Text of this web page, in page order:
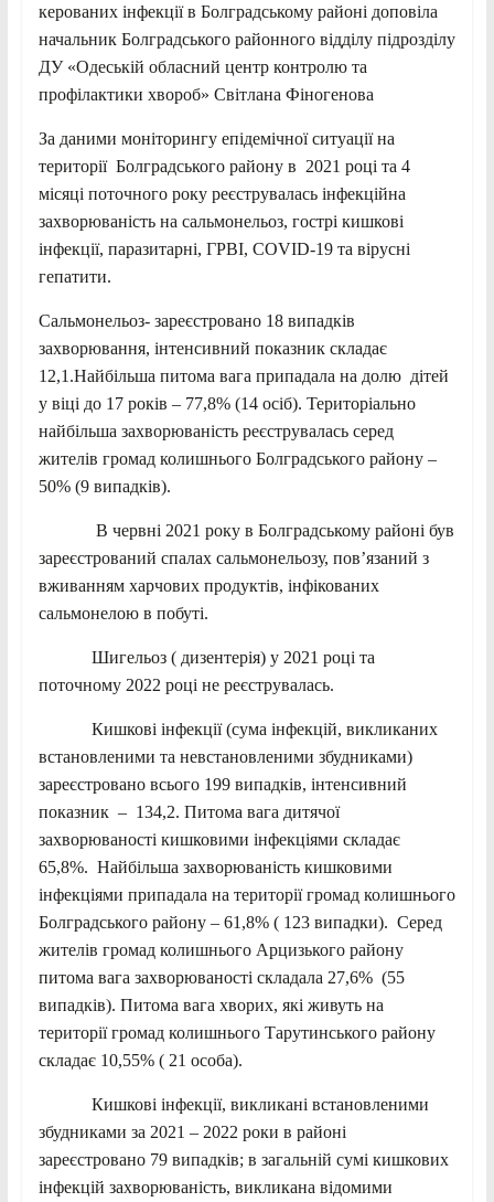
керованих інфекції в Болградському районі доповіла
начальник Болградського районного відділу підрозділу
ДУ «Одеській обласний центр контролю та
профілактики хвороб» Світлана Фіногенова
За даними моніторингу епідемічної ситуації на
території Болградського району в 2021 році та 4
місяці поточного року реєструвалась інфекційна
захворюваність на сальмонельоз, гострі кишкові
інфекції, паразитарні, ГРВІ, COVID-19 та вірусні
гепатити.
Сальмонельоз- зареєстровано 18 випадків
захворювання, інтенсивний показник складає
12,1.Найбільша питома вага припадала на долю дітей
у віці до 17 років – 77,8% (14 осіб). Територіально
найбільша захворюваність реєструвалась серед
жителів громад колишнього Болградського району –
50% (9 випадків).
В червні 2021 року в Болградському районі був
зареєстрований спалах сальмонельозу, пов’язаний з
вживанням харчових продуктів, інфікованих
сальмонелою в побуті.
Шигельоз ( дизентерія) у 2021 році та
поточному 2022 році не реєструвалась.
Кишкові інфекції (сума інфекцій, викликаних
встановленими та невстановленими збудниками)
зареєстровано всього 199 випадків, інтенсивний
показник – 134,2. Питома вага дитячої
захворюваності кишковими інфекціями складає
65,8%. Найбільша захворюваність кишковими
інфекціями припадала на території громад колишнього
Болградського району – 61,8% ( 123 випадки). Серед
жителів громад колишнього Арцизького району
питома вага захворюваності складала 27,6% (55
випадків). Питома вага хворих, які живуть на
території громад колишнього Тарутинського району
складає 10,55% ( 21 особа).
Кишкові інфекції, викликані встановленими
збудниками за 2021 – 2022 роки в районі
зареєстровано 79 випадків; в загальній сумі кишкових
інфекцій захворюваність, викликана відомими